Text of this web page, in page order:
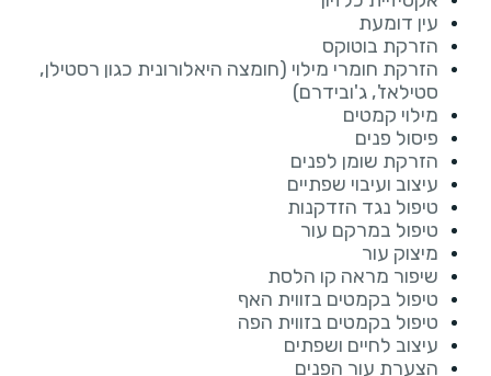
עין דומעת
הזרקת בוטוקס
הזרקת חומרי מילוי (חומצה היאלורונית כגון רסטילן,
סטילאז', ג'ובידרם)
מילוי קמטים
פיסול פנים
הזרקת שומן לפנים
עיצוב ועיבוי שפתיים
טיפול נגד הזדקנות
טיפול במרקם עור
מיצוק עור
שיפור מראה קו הלסת
טיפול בקמטים בזווית האף
טיפול בקמטים בזווית הפה
עיצוב לחיים ושפתים
הצערת עור הפנים